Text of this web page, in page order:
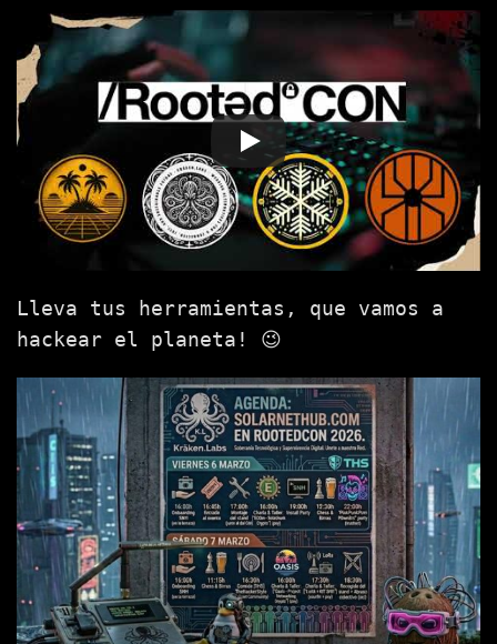
Lleva tus herramientas, que vamos a
hackear el planeta! 😉